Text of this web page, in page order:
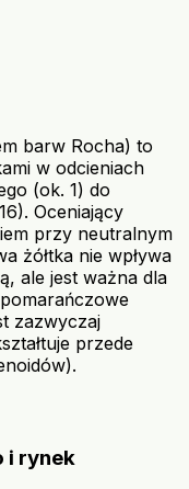
barw Rocha) to
w odcieniach
(ok. 1) do
Oceniający
przy neutralnym
żółtka nie wpływa
ale jest ważna dla
zazwyczaj
przede
i rynek